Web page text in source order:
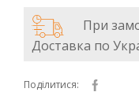
При
Доставка по
Поділитися: